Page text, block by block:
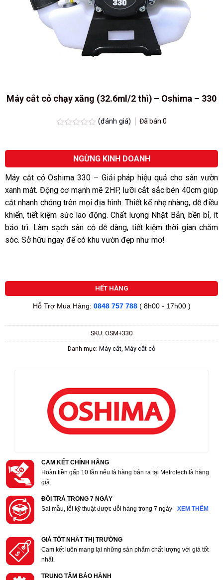
Máy cắt cỏ chạy xăng (32.6ml/2 thì) – Oshima – 330
hạng
sao
(đánh giá) Đã bán0
NGỪNG KINH DOANH
Máy cắt cỏ Oshima 330 – Giải pháp hiệu quả cho sân vườn
xanh mát. Động cơ mạnh mẽ 2HP, lưỡi cắt sắc bén 40cm giúp
cắt nhanh chóng trên mọi địa hình. Thiết kế nhẹ nhàng, dễ điều
khiển, tiết kiệm sức lao động. Chất lượng Nhật Bản, bền bỉ, ít
bảo trì. Làm sạch sân cỏ dễ dàng, tiết kiệm thời gian chăm
sóc. Sở hữu ngay để có khu vườn đẹp như mơ!
HẾT HÀNG
Hỗ Trợ Mua Hàng: 0848 757 788 ( 8h00 - 17h00 )
SKU: OSM+330
Danh mục: Máy cắt Máy cắt cỏ
CAM KẾT CHÍNH HÃNG
Hoàn tiền gấp 10 lần nếu là hàng bán ra tại Metrotech là hàng
giả.
ĐỔI TRẢ TRONG 7 NGÀY
Sai mẫu, lỗi kỹ thuật được đỗi hàng trong 7 ngày - XEM THÊM
GIÁ TỐT NHẤT THỊ TRƯỜNG
Cam kết luôn mang lại những sản phẩm chất lượng với giá tốt
nhất.
TRUNG TÂM BẢO HÀNH